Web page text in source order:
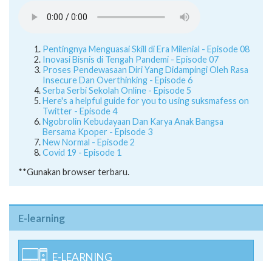
Pentingnya Menguasai Skill di Era Milenial - Episode 08
Inovasi Bisnis di Tengah Pandemi - Episode 07
Proses Pendewasaan Diri Yang Didampingi Oleh Rasa
Insecure Dan Overthinking - Episode 6
Serba Serbi Sekolah Online - Episode 5
Here's a helpful guide for you to using suksmafess on
Twitter - Episode 4
Ngobrolin Kebudayaan Dan Karya Anak Bangsa
Bersama Kpoper - Episode 3
New Normal - Episode 2
Covid 19 - Episode 1
**Gunakan browser terbaru.
E-learning
E-LEARNING